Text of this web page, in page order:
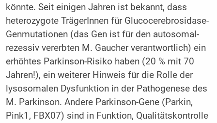
könnte. Seit einigen Jahren ist bekannt, dass
heterozygote TrägerInnen für Glucocerebrosidase-
Genmutationen (das Gen ist für den autosomal-
rezessiv vererbten M. Gaucher verantwortlich) ein
erhöhtes Parkinson-Risiko haben (20 % mit 70
Jahren!), ein weiterer Hinweis für die Rolle der
lysosomalen Dysfunktion in der Pathogenese des
M. Parkinson. Andere Parkinson-Gene (Parkin,
Pink1, FBX07) sind in Funktion, Qualitätskontrolle